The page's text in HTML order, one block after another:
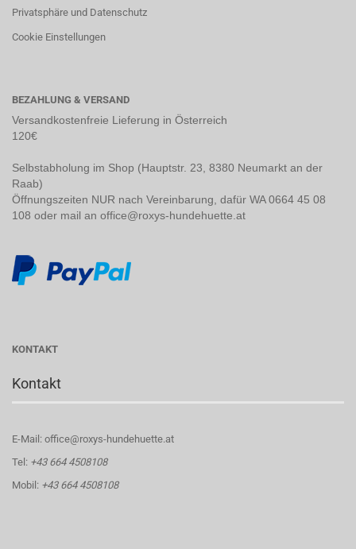
Privatsphäre und Datenschutz
Cookie Einstellungen
BEZAHLUNG & VERSAND
Versandkostenfreie Lieferung in Österreich
120€
Selbstabholung im Shop (Hauptstr. 23, 8380 Neumarkt an der
Raab)
Öffnungszeiten NUR nach Vereinbarung, dafür WA 0664 45 08
108 oder mail an office@roxys-hundehuette.at
KONTAKT
Kontakt
E-Mail: office@roxys-hundehuette.at
Tel: +43 664 4508108
Mobil: +43 664 4508108